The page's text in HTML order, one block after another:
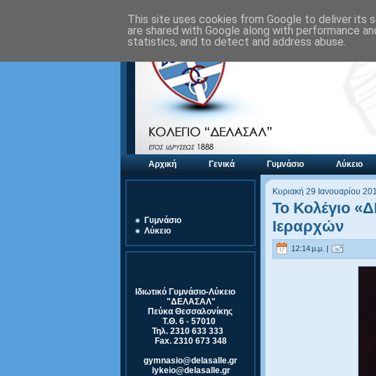
Αρχική Γενικά Γυμνάσιο Λύκειο
Γυμνάσιο
Λύκειο
Ιδιωτικό Γυμνάσιο-Λύκειο
"ΔΕΛΑΣΑΛ"
Πεύκα Θεσσαλονίκης
Τ.Θ. 6 - 57010
Τηλ. 2310 633 333
Fax. 2310 673 348
gymnasio@delasalle.gr
lykeio@delasalle.gr
Κυριακή 29 Ιανουαρίου
Το Κολέγιο
Ιεραρχών
12:14 μ.μ. |
This site uses cookies from Google to deliver its
are shared with Google along with performance
statistics, and to detect and address abuse.